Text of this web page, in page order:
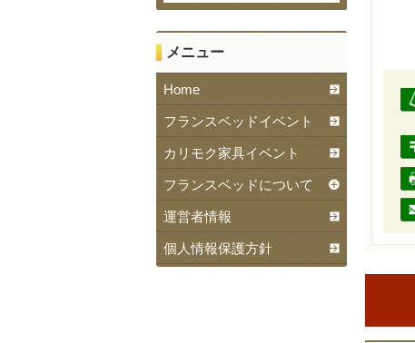
メニュー
Home
フランスベッドイベント
カリモク家具イベント
フランスベッドについて
運営者情報
個人情報保護方針